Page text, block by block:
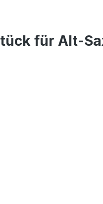
für Alt-